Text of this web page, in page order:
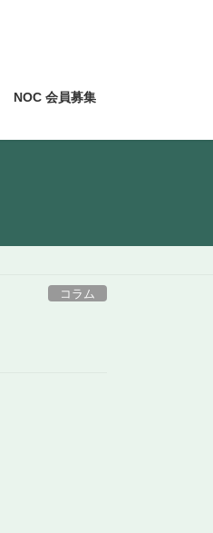
NOC 会員募集
コラム